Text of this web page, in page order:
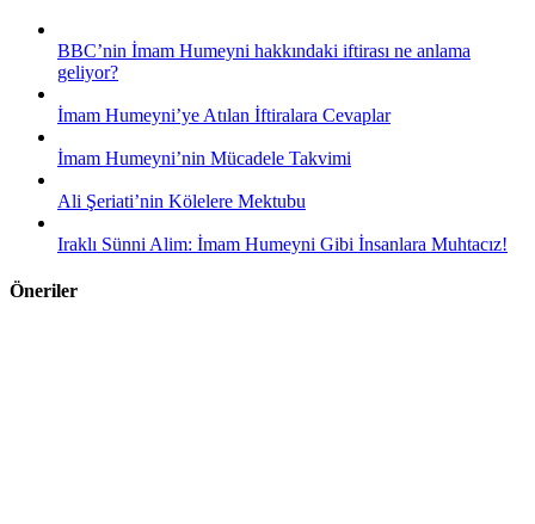
BBC’nin İmam Humeyni hakkındaki iftirası ne anlama
geliyor?
İmam Humeyni’ye Atılan İftiralara Cevaplar
İmam Humeyni’nin Mücadele Takvimi
Ali Şeriati’nin Kölelere Mektubu
Iraklı Sünni Alim: İmam Humeyni Gibi İnsanlara Muhtacız!
Öneriler